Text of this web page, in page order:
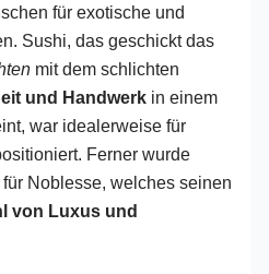
für exotische und
Sushi, das geschickt das
mit dem schlichten
und Handwerk in einem
war idealerweise für
Ferner wurde
Noblesse, welches seinen
von Luxus und